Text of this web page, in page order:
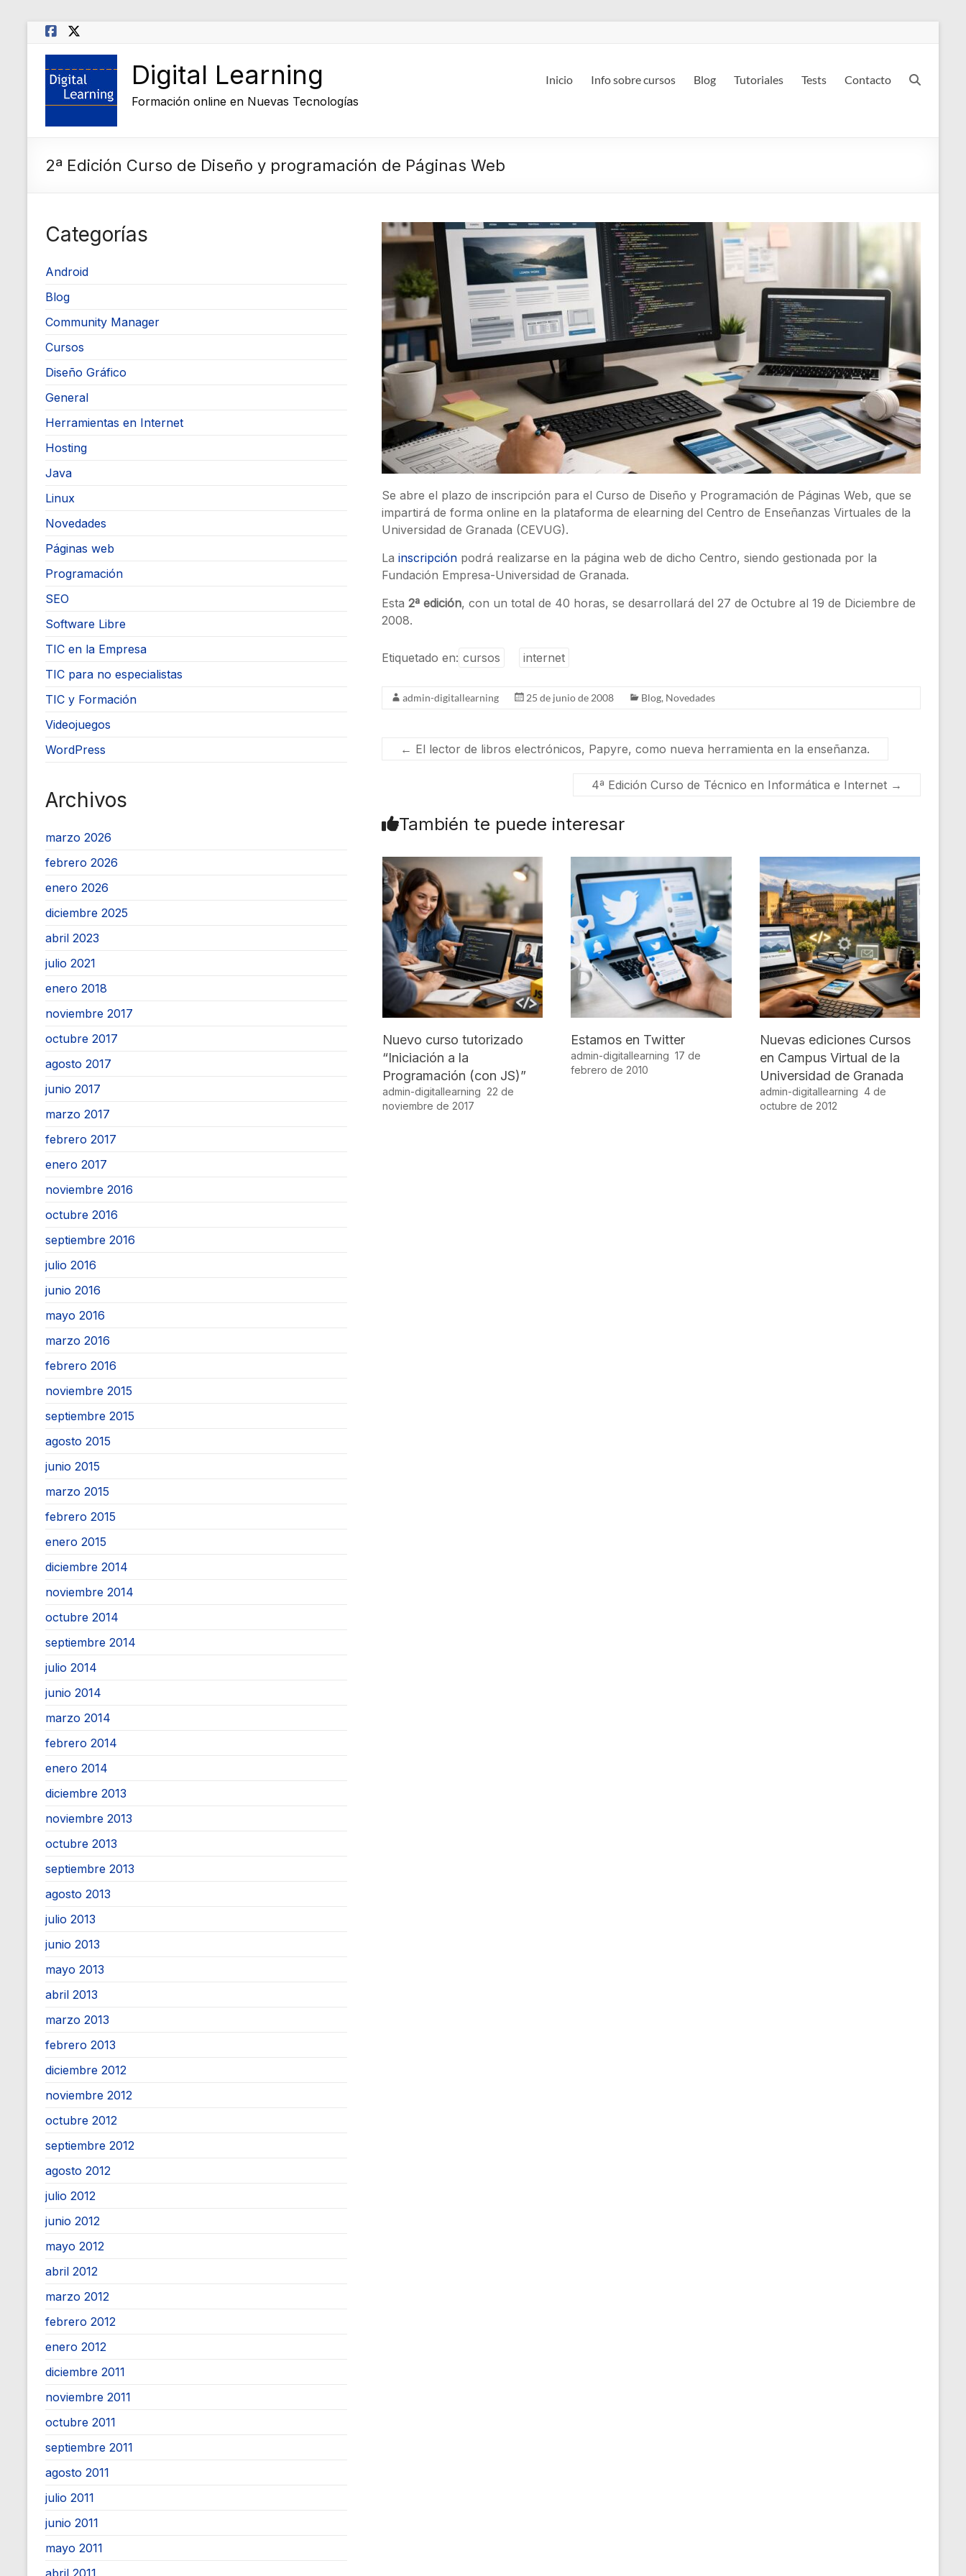
Saltar
contenido
Digital Learning
Formación online en Nuevas Tecnologías
Inicio Info sobre cursos Blog Tutoriales Tests Contacto
2ª Edición Curso de Diseño y programación de Páginas Web
Se abre el plazo de inscripción para el Curso de Diseño y Programación de Páginas Web, que se
impartirá de forma online en la plataforma de elearning del Centro de Enseñanzas Virtuales de la
Universidad de Granada (CEVUG).
La inscripción podrá realizarse en la página web de dicho Centro, siendo gestionada por la
Fundación Empresa-Universidad de Granada.
Esta 2ª edición, con un total de 40 horas, se desarrollará del 27 de Octubre al 19 de Diciembre de
2008.
Etiquetado en: cursos internet
admin-digitallearning 25 de junio de 2008 Blog, Novedades
← El lector de libros electrónicos, Papyre, como nueva herramienta en la enseñanza.
4ª Edición Curso de Técnico en Informática e Internet →
También te puede interesar
Nuevo curso tutorizado
“Iniciación a la
Programación (con JS)”
admin-digitallearning 22 de
noviembre de 2017
Estamos en Twitter
admin-digitallearning 17 de
febrero de 2010
Nuevas ediciones Cursos
en Campus Virtual de la
Universidad de Granada
admin-digitallearning 4 de
octubre de 2012
Categorías
Android
Blog
Community Manager
Cursos
Diseño Gráfico
General
Herramientas en Internet
Hosting
Java
Linux
Novedades
Páginas web
Programación
SEO
Software Libre
TIC en la Empresa
TIC para no especialistas
TIC y Formación
Videojuegos
WordPress
Archivos
marzo 2026
febrero 2026
enero 2026
diciembre 2025
abril 2023
julio 2021
enero 2018
noviembre 2017
octubre 2017
agosto 2017
junio 2017
marzo 2017
febrero 2017
enero 2017
noviembre 2016
octubre 2016
septiembre 2016
julio 2016
junio 2016
mayo 2016
marzo 2016
febrero 2016
noviembre 2015
septiembre 2015
agosto 2015
junio 2015
marzo 2015
febrero 2015
enero 2015
diciembre 2014
noviembre 2014
octubre 2014
septiembre 2014
julio 2014
junio 2014
marzo 2014
febrero 2014
enero 2014
diciembre 2013
noviembre 2013
octubre 2013
septiembre 2013
agosto 2013
julio 2013
junio 2013
mayo 2013
abril 2013
marzo 2013
febrero 2013
diciembre 2012
noviembre 2012
octubre 2012
septiembre 2012
agosto 2012
julio 2012
junio 2012
mayo 2012
abril 2012
marzo 2012
febrero 2012
enero 2012
diciembre 2011
noviembre 2011
octubre 2011
septiembre 2011
agosto 2011
julio 2011
junio 2011
mayo 2011
abril 2011